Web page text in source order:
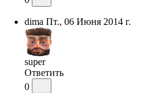
dima Пт., 06 Июня 2014 г.
super
Ответить
0